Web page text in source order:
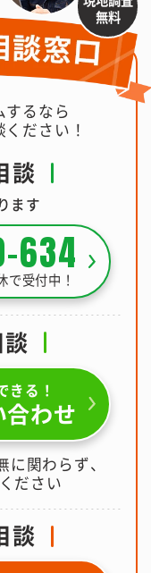
無料
するなら
ださい！
談
ます
634
受付中！
きる！
わせ
関わらず、
ださい
談